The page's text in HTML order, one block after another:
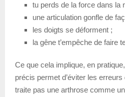
tu perds de la force dans la
une articulation gonfle de
les doigts se déforment ;
la gêne t’empêche de faire
Ce que cela implique, en
précis permet d’éviter les
traite pas une arthrose comme